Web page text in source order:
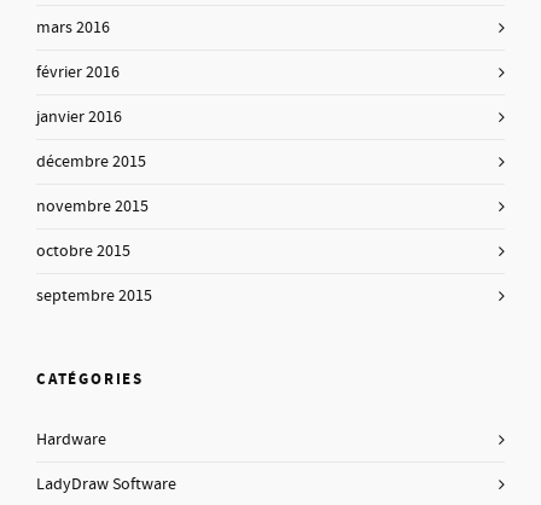
mars 2016
février 2016
janvier 2016
décembre 2015
novembre 2015
octobre 2015
septembre 2015
CATÉGORIES
Hardware
LadyDraw Software